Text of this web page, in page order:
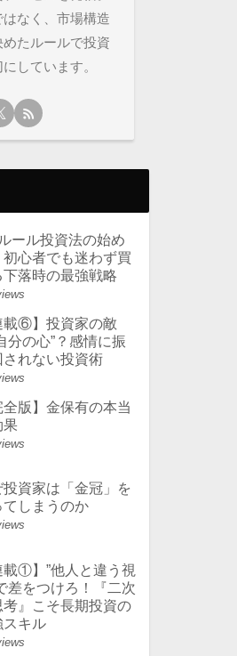
なく、市場構造
たルールで投資
しています。
ール投資法の始め
初心者でも迷わず買
下落時の最強戦略
載⑥】投資家の敵
分の心”？感情に振
されない投資術
全版】金保有の本当
果
投資家は「金冠」を
てしまうのか
載①】”他人と違う視
差をつけろ！『二次
考』こそ長期投資の
スキル